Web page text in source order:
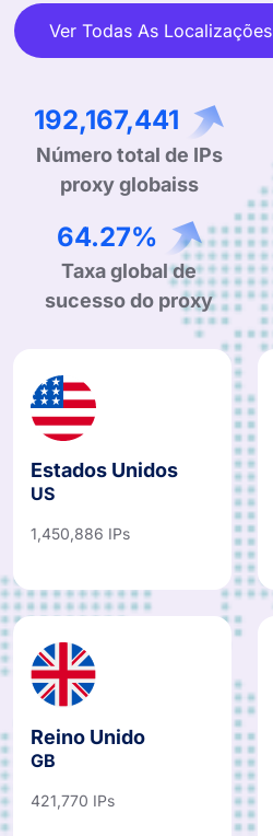
Ver Todas As Localizações
298,661,654
Número total de IPs
proxy globaiss
99.90%
Taxa global de
sucesso do proxy
Estados Unidos
US
1,450,886 IPs
Reino Unido
GB
421,770 IPs